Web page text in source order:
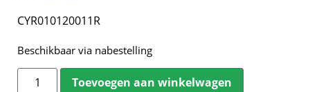
CYR010120011R
Beschikbaar via nabestelling
Toevoegen aan winkelwagen